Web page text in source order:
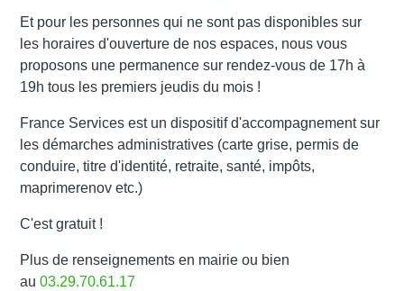
Et pour les personnes qui ne sont pas disponibles sur
les horaires d'ouverture de nos espaces, nous vous
proposons une permanence sur rendez-vous de 17h à
19h tous les premiers jeudis du mois !
France Services est un dispositif d'accompagnement sur
lesdémarches administratives (carte grise, permis de
conduire, titre d'identité, retraite, santé, impôts,
maprimerenov etc.)
C'est gratuit !
Plus de renseignements en mairie ou bien
au03.29.70.61.17